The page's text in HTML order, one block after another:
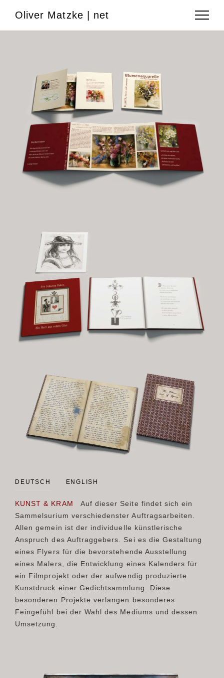
Oliver Matzke | net
DEUTSCH ENGLISH
KUNST & KRAM
Auf dieser Seite findet sich ein
Sammelsurium verschiedenster Auftragsarbeiten.
Allen gemein ist der individuelle künstlerische
Anspruch des Auftraggebers. Sei es die Gestaltung
eines Flyers für die bevorstehende Ausstellung
eines Malers, die Entwicklung eines Kalenders für
ein Filmprojekt oder der aufwendig produzierte
Kunstdruck einer Gedichtsammlung. Diese
besonderen Projekte verlangen besonderes
Feingefühl bei der Wahl des Mediums und dessen
Umsetzung.